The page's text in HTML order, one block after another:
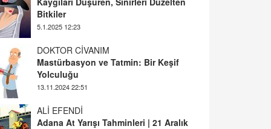
DOKTOR CİVANIM
Mastürbasyon ve Tatmin: Bir Keşif
Yolculuğu
13.11.2024 22:51
ALİ EFENDİ
Adana At Yarışı Tahminleri | 21 Aralık
Cumartesi
20.12.2024 12:46